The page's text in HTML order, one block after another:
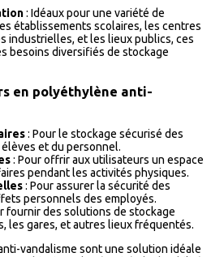
: Idéaux pour une variété de
établissements scolaires, les centres
industrielles, et les lieux publics, ces
besoins diversifiés de stockage
en polyéthylène anti-
: Pour le stockage sécurisé des
et du personnel.
: Pour offrir aux utilisateurs un espace
pendant les activités physiques.
: Pour assurer la sécurité des
personnels des employés.
fournir des solutions de stockage
les gares, et autres lieux fréquentés.
vandalisme sont une solution idéale